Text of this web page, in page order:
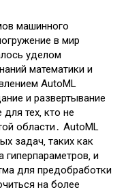
машинного
в мир
уделом
математики и
AutoML
и развертывание
тех‚ кто не
области․ AutoML
задач‚ таких как
гиперпараметров‚ и
для предобработки
на более